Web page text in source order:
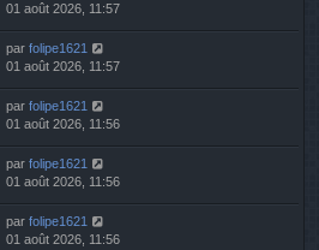
01 août 2026, 11:57
par folipe1621
01 août 2026, 11:57
par folipe1621
01 août 2026, 11:56
par folipe1621
01 août 2026, 11:56
par folipe1621
01 août 2026, 11:56